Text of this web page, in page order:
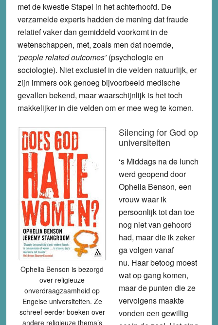
met de kwestie Stapel in het achterhoofd. De
verzamelde experts hadden de mening dat fraude
relatief vaker dan gemiddeld voorkomt in de
wetenschappen, met, zoals men dat noemde,
‘people related outcomes’(psychologie en
sociologie). Niet exclusief in die velden natuurlijk, er
zijn immers ook genoeg bijvoorbeeld medische
gevallen bekend, maar waarschijnlijk is het toch
makkelijker in die velden om er mee weg te komen.
Ophelia Benson is bezorgd
over religieuze
onverdraagzaamheid op
Engelse universiteiten. Ze
schreef eerder boeken over
andere religieuze thema’s
Silencing for God op
universiteiten
‘s Middags na de lunch
werd geopend door
Ophelia Benson, een
vrouw waar ik
persoonlijk tot dan toe
nog niet van gehoord
had, maar die ik zeker
ga volgen vanaf
nu. Haar betoog moest
wat op gang komen,
maar de punten die ze
vervolgens maakte
vonden een gewillig